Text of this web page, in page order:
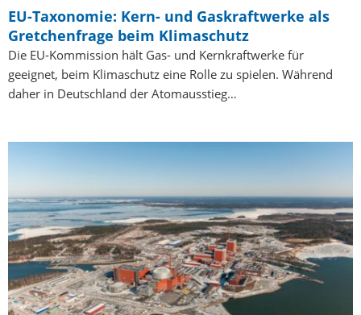
EU-Taxonomie: Kern- und Gaskraftwerke als
Gretchenfrage beim Klimaschutz
Die EU-Kommission hält Gas- und Kernkraftwerke für
geeignet, beim Klimaschutz eine Rolle zu spielen. Während
daher in Deutschland der Atomausstieg…